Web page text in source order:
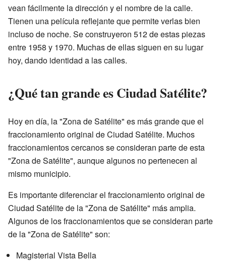
vean fácilmente la dirección y el nombre de la calle.
Tienen una película reflejante que permite verlas bien
incluso de noche. Se construyeron 512 de estas piezas
entre 1958 y 1970. Muchas de ellas siguen en su lugar
hoy, dando identidad a las calles.
¿Qué tan grande es Ciudad Satélite?
Hoy en día, la "Zona de Satélite" es más grande que el
fraccionamiento original de Ciudad Satélite. Muchos
fraccionamientos cercanos se consideran parte de esta
"Zona de Satélite", aunque algunos no pertenecen al
mismo municipio.
Es importante diferenciar el fraccionamiento original de
Ciudad Satélite de la "Zona de Satélite" más amplia.
Algunos de los fraccionamientos que se consideran parte
de la "Zona de Satélite" son:
Magisterial Vista Bella